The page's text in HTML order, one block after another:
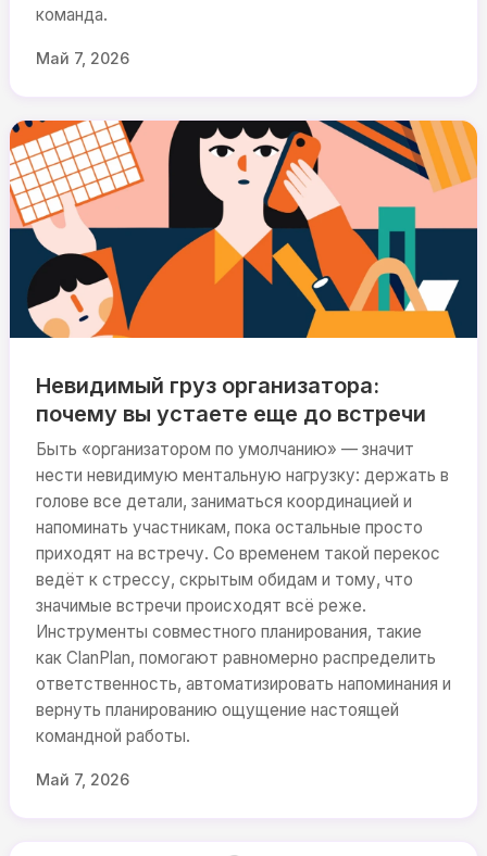
команда.
Май 7, 2026
Невидимый груз организатора:
почему вы устаете еще до встречи
Быть «организатором по умолчанию» — значит
нести невидимую ментальную нагрузку: держать в
голове все детали, заниматься координацией и
напоминать участникам, пока остальные просто
приходят на встречу. Со временем такой перекос
ведёт к стрессу, скрытым обидам и тому, что
значимые встречи происходят всё реже.
Инструменты совместного планирования, такие
как ClanPlan, помогают равномерно распределить
ответственность, автоматизировать напоминания и
вернуть планированию ощущение настоящей
командной работы.
Май 7, 2026